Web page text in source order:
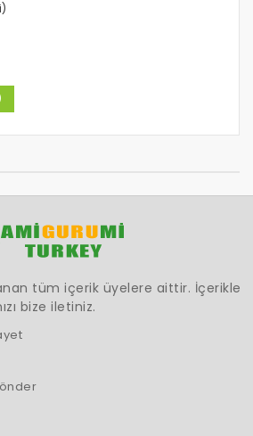
tüm içerik üyelere aittir. İçerikle
bize iletiniz.